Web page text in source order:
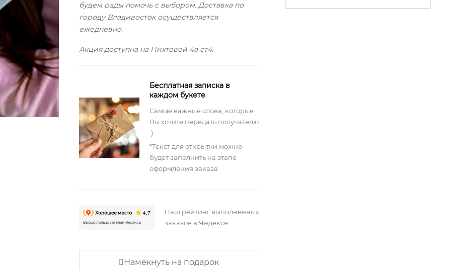
будем рады помочь с выбором. Доставка по
городу Владивосток осуществляется
ежедневно.
Акция доступна на Пихтовой 4а ст4.
Бесплатная записка в
каждом букете
Самые важные слова, которые
Вы хотите передать получателю
:)
*Текст для открытки можно
будет заполнить на этапе
оформления заказа
Наш рейтинг выполненных
заказов в Яндексе
Намекнуть на подарок